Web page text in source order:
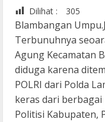
Dilihat :
305
Blambangan
Terbunuhnya
Agung Kecamatan
diduga karena
POLRI dari Polda
keras dari
Politisi Kabupaten,